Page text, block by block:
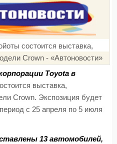
Toyota в
выставка,
Crown. Экспозиция будет
с 25 апреля по 5 июля
13 автомобилей,